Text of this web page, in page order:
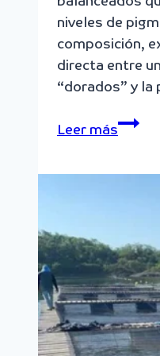
niveles de
composición,
directa entre
“dorados” y la
Leer más
La